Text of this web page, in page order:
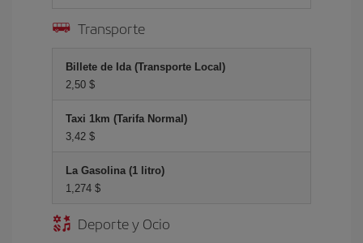
Transporte
Billete de Ida (Transporte Local)
2,50 $
Taxi 1km (Tarifa Normal)
3,42 $
La Gasolina (1 litro)
1,274 $
Deporte y Ocio